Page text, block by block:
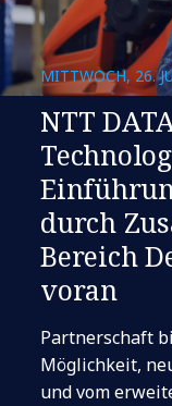
MITTWOCH, 26.
NTT
durch
Bereich
voran
Partnerschaft
Möglichkeit,
und vom